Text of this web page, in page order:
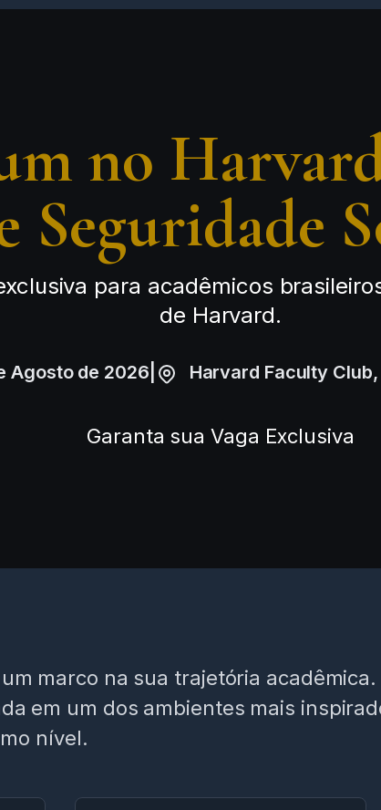
no
Seguridade
para acadêmicos
de Harvard.
Agosto de 2026 Harvard Faculty
Garanta sua Vaga Exclusiva
marco na sua trajetória
em um dos ambientes mais
nível.